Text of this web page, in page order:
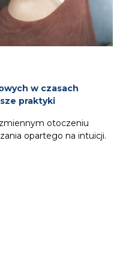
w czasach
praktyki
otoczeniu
opartego na intuicji.